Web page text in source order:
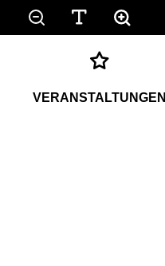
VERANSTALTUNGEN